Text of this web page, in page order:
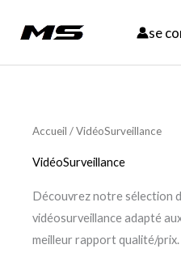
se
Accueil / VidéoSurveillance
VidéoSurveillance
Découvrez notre sélection
vidéosurveillance adapté
meilleur rapport qualité/prix.